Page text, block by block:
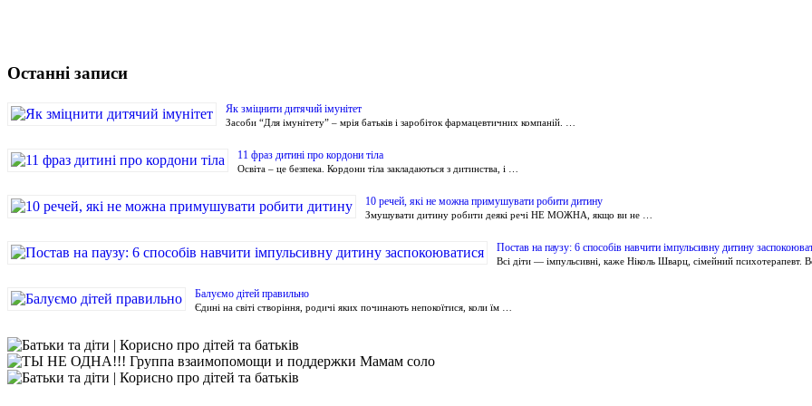
Останні записи
Як зміцнити дитячий імунітет
Засоби “Для імунітету” – мрія батьків і заробіток фармацевтичних компаній. …
11 фраз дитині про кордони тіла
Освіта – це безпека. Кордони тіла закладаються з дитинства, і …
10 речей, які не можна примушувати робити дитину
Змушувати дитину робити деякі речі НЕ МОЖНА, якщо ви не …
Постав на паузу: 6 способів навчити імпульсивну дитину
Всі діти — імпульсивні, каже Ніколь Шварц, сімейний психотерапевт.
Балуємо дітей правильно
Єдині на світі створіння, родичі яких починають непокоїтися, коли їм …